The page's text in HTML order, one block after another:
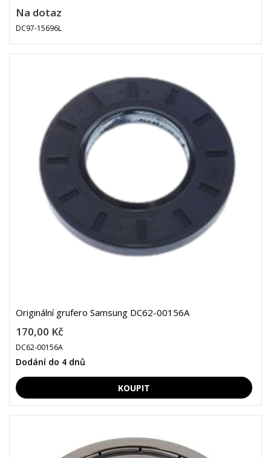
Na dotaz
DC97-15696L
Originální grufero Samsung DC62-00156A
170,00 Kč
DC62-00156A
Dodání do 4 dnů